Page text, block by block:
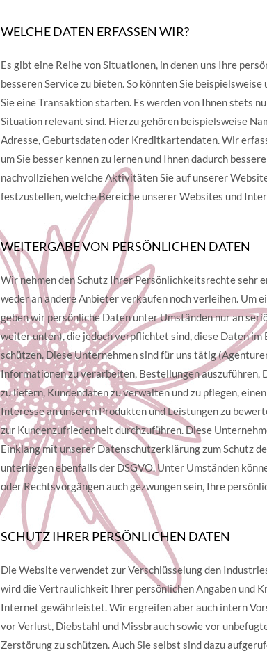
WELCHE DATEN ERFASSEN WIR?
Es gibt eine Reihe von Situationen, in denen uns Ihre
besseren Service zu bieten. So könnten Sie
Sie eine Transaktion starten. Es werden von Ihnen stets
Situation relevant sind. Hierzu gehören beispielsweise
Adresse, Geburtsdaten oder Kreditkartendaten. Wir
um Sie besser kennen zu lernen und Ihnen dadurch
nachvollziehen welche Aktivitäten Sie auf unserer
festzustellen, welche Bereiche unserer Websites und
WEITERGABE VON PERSÖNLICHEN DATEN
Wir nehmen den Schutz Ihrer Persönlichkeitsrechte sehr
weder an andere Anbieter verkaufen noch verleihen. Um
geben wir persönliche Daten unter Umständen nur an
weiter unten), die jedoch verpflichtet sind, diese Daten
schützen. Diese Unternehmen sind für uns tätig
Informationen zu verarbeiten, Bestellungen auszuführen,
zu liefern, Kundendaten zu verwalten und zu pflegen,
Interesse an unseren Produkten und Leistungen zu
zur Kundenzufriedenheit durchzuführen. Diese
Einklang mit unserer Datenschutzerklärung zum Schutz
unterliegen ebenfalls der DSGVO. Unter Umständen
oder Rechtsvorgängen auch gezwungen sein, Ihre
SCHUTZ IHRER PERSÖNLICHEN DATEN
Die Website verwendet zur Verschlüsselung den
wird die Vertraulichkeit Ihrer persönlichen Angaben und
Internet gewährleistet. Wir ergreifen aber auch intern
vor Verlust, Diebstahl und Missbrauch sowie vor
Zerstörung zu schützen. Auch Sie selbst sind dazu